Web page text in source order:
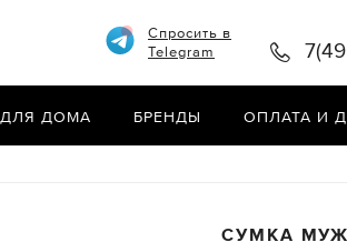
Спросить в
Telegram
ДЛЯ ДОМА БРЕНДЫ ОПЛАТА И
СУМКА